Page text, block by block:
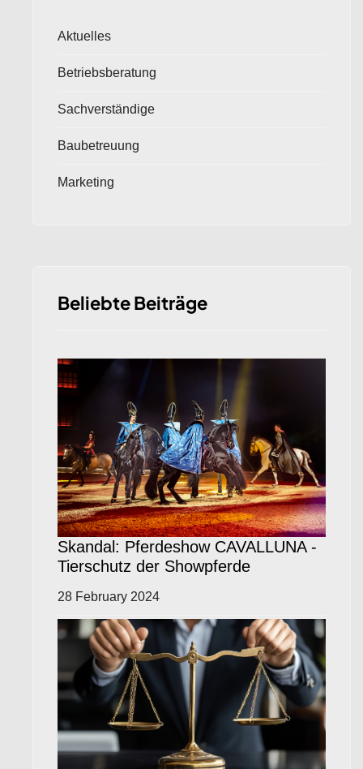
Aktuelles
Betriebsberatung
Sachverständige
Baubetreuung
Marketing
Beliebte Beiträge
Skandal: Pferdeshow CAVALLUNA -
Tierschutz der Showpferde
28 February 2024